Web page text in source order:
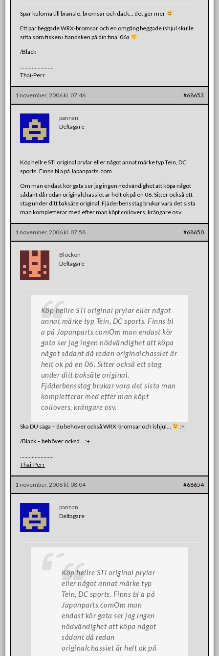
Spar kulorna till bränsle, bromsar och däck… det ger mer
Ett par beggade WRX-bromsar och en omgång beggade ishjul skulle
sitta som fisken i handsken på din fina ’06a
/Black
Thai-Perr
1 november, 2006 kl. 07:46 #68653
pannan
Deltagare
Köp hellre STI original prylar eller något annat märke typ Tein, DC
sports. Finns bl a på Japanparts.com
Om man endast kör gata ser jag ingen nödvändighet att köpa något
sådant då redan originalchassiet är helt ok på en 06. Sitter också ett
stag under ditt baksäte original. Fjäderbensstag brukar vara det sista
man kompletterar med efter man köpt coilovers, krängare osv.
1 november, 2006 kl. 07:58 #68650
Blocken
Deltagare
Köp hellre STI original prylar eller något
annat märke typ Tein, DC sports. Finns bl
a på Japanparts.comOm man endast kör
gata ser jag ingen nödvändighet att köpa
något sådant då redan originalchassiet är
helt ok på en 06. Sitter också ett stag
under ditt baksäte original.
Fjäderbensstag brukar vara det sista man
kompletterar med efter man köpt
coilovers, krängare osv.
Ska DU säga – du behöver också WRX-bromsar och ishjul…
:+
/Black – behöver också… :+
Thai-Perr
1 november, 2006 kl. 08:04 #68654
pannan
Deltagare
Köp hellre STI original prylar
eller något annat märke typ
Tein, DC sports. Finns bl a på
Japanparts.comOm man
endast kör gata ser jag ingen
nödvändighet att köpa något
sådant då redan
originalchassiet är helt ok på